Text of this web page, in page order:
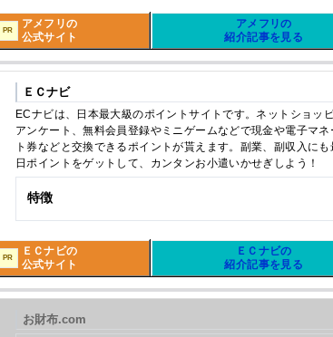
PR
アメフリの
公式サイト
アメフリの
紹介記事を見る
ＥＣナビ
ECナビは、日本最大級のポイントサイトです。ネットショッ
アンケート、無料会員登録やミニゲームなどで現金や電子マネ
ト券などと交換できるポイントが貰えます。副業、副収入に
日ポイントをゲットして、カンタンお小遣いかせぎしよう！
特徴
PR
ＥＣナビの
公式サイト
ＥＣナビの
紹介記事を見る
お財布.com